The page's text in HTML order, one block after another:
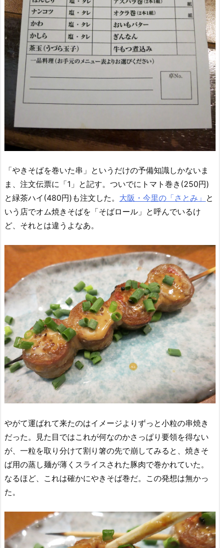
「やきそばを巻いた串」というだけの予備知識しかないま
ま、注文伝票に「1」と記す。ついでにトマト巻き(250円)
と緑茶ハイ(480円)も注文した。 大阪・今里の「さとみ」 と
いう店でオム焼きそばを「そばロール」と呼んでいるけ
ど、それとは違うよなあ。
やがて運ばれて来たのはイメージよりずっと小粒の串焼き
だった。見た目ではこれが何なのかさっぱり要領を得ない
が、一粒を取り分けて割り箸の先で崩してみると、焼きそ
ば用の蒸し麺が薄くスライスされた豚肉で巻かれていた。
なるほど、これは確かにやきそば巻だ。この発想は無かっ
た。